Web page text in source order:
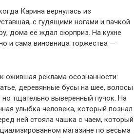
Карина вернулась из
с гудящими ногами и пачкой
дома её ждал сюрприз. На кухне
и сама виновница торжества —
ожившая реклама осознанности:
деревянные бусы на шее, волосы
тщательно выверенный пучок. На
улыбка человека, который познал
ней стояла чашка с чаем, который
магазине по весьма